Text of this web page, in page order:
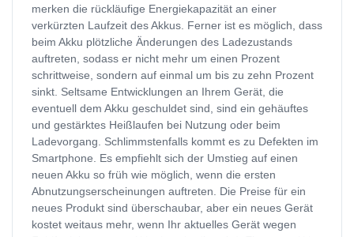
merken die rückläufige Energiekapazität an einer
verkürzten Laufzeit des Akkus. Ferner ist es möglich, dass
beim Akku plötzliche Änderungen des Ladezustands
auftreten, sodass er nicht mehr um einen Prozent
schrittweise, sondern auf einmal um bis zu zehn Prozent
sinkt. Seltsame Entwicklungen an Ihrem Gerät, die
eventuell dem Akku geschuldet sind, sind ein gehäuftes
und gestärktes Heißlaufen bei Nutzung oder beim
Ladevorgang. Schlimmstenfalls kommt es zu Defekten im
Smartphone. Es empfiehlt sich der Umstieg auf einen
neuen Akku so früh wie möglich, wenn die ersten
Abnutzungserscheinungen auftreten. Die Preise für ein
neues Produkt sind überschaubar, aber ein neues Gerät
kostet weitaus mehr, wenn Ihr aktuelles Gerät wegen